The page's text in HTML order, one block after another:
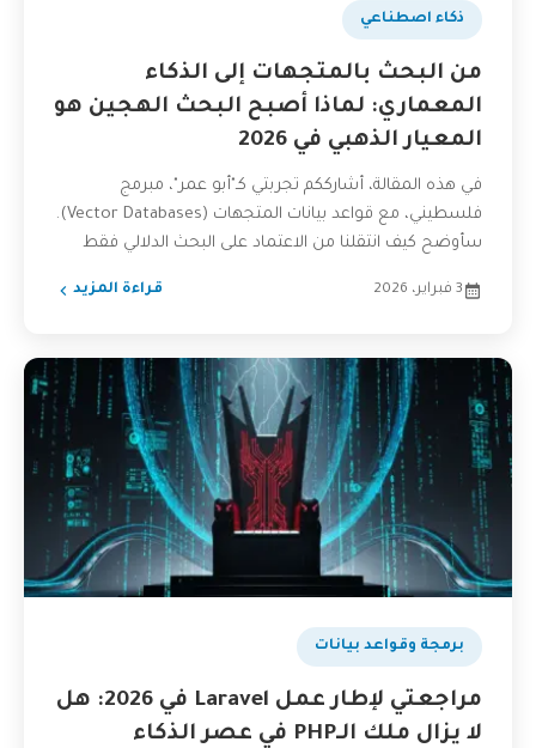
ذكاء اصطناعي
من البحث بالمتجهات إلى الذكاء
المعماري: لماذا أصبح البحث الهجين هو
المعيار الذهبي في 2026
في هذه المقالة، أشارككم تجربتي كـ"أبو عمر"، مبرمج
فلسطيني، مع قواعد بيانات المتجهات (Vector Databases).
سأوضح كيف انتقلنا من الاعتماد على البحث الدلالي فقط
3 فبراير، 2026 قراءة المزيد
برمجة وقواعد بيانات
مراجعتي لإطار عمل Laravel في 2026: هل
لا يزال ملك الـPHP في عصر الذكاء